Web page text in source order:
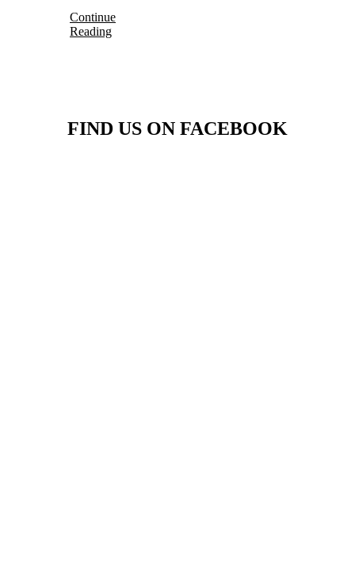
Continue
Reading
FIND US ON FACEBOOK